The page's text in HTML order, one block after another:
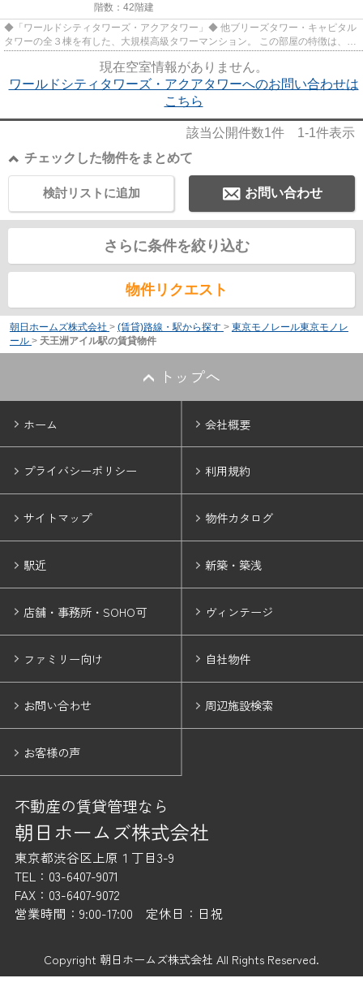
階数：42階建
◆「ワールドシティタワーズ・アクアタワー」◆ 他ブリーズタワー・キャピタル
タワーの全３棟を有した、大規模高級タワーマンション。 この部屋の特徴は、何
といっても天井高と窓！ 天...
現在空室情報がありません。
ワールドシティタワーズ・アクアタワーへのお問い合わせは
こちら
該当公開件数1件 1-1件表示
チェックした物件をまとめて
お問い合わせ
検討リストに追加
さらに条件を絞り込む
物件リクエスト
朝日ホームズ株式会社 > (賃貸)路線・駅から探す > 東京モノレール東京モノレ
ール > 天王洲アイル駅の賃貸物件
トップへ
ホーム 会社概要
プライバシーポリシー 利用規約
サイトマップ 物件カタログ
駅近 新築・築浅
店舗・事務所・SOHO可 ヴィンテージ
ファミリー向け 自社物件
お問い合わせ 周辺施設検索
お客様の声
不動産の賃貸管理なら
朝日ホームズ株式会社
東京都渋谷区上原１丁目3-9
TEL：03-6407-9071
FAX：03-6407-9072
営業時間：9:00-17:00 定休日：日祝
Copyright 朝日ホームズ株式会社 All Rights Reserved.